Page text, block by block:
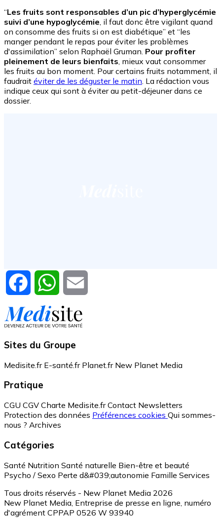
“Les fruits sont responsables d’un pic d’hyperglycémie
suivi d’une hypoglycémie, il faut donc être vigilant quand
on consomme des fruits si on est diabétique” et “les
manger pendant le repas pour éviter les problèmes
d'assimilation” selon Raphaël Gruman. Pour profiter
pleinement de leurs bienfaits, mieux vaut consommer
les fruits au bon moment. Pour certains fruits notamment, il
faudrait éviter de les déguster le matin. La rédaction vous
indique ceux qui sont à éviter au petit-déjeuner dans ce
dossier.
Facebook WhatsApp
Sites du Groupe
Medisite.fr E-santé.fr Planet.fr New Planet Media
Pratique
CGU CGV Charte Medisite.fr Contact Newsletters
Protection des données Préférences cookies Qui sommes-
nous ? Archives
Catégories
Santé Nutrition Santé naturelle Bien-être et beauté
Psycho / Sexo Perte d&#039;autonomie Famille Services
Tous droits réservés - New Planet Media 2026
New Planet Media, Entreprise de presse en ligne, numéro
d'agrément CPPAP 0526 W 93940